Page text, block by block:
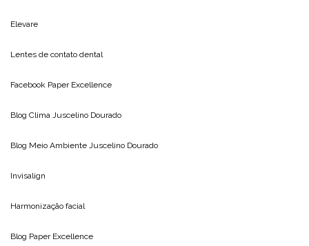
Elevare
Lentes de contato dental
Facebook Paper Excellence
Blog Clima Juscelino Dourado
Blog Meio Ambiente Juscelino Dourado
Invisalign
Harmonização facial
Blog Paper Excellence